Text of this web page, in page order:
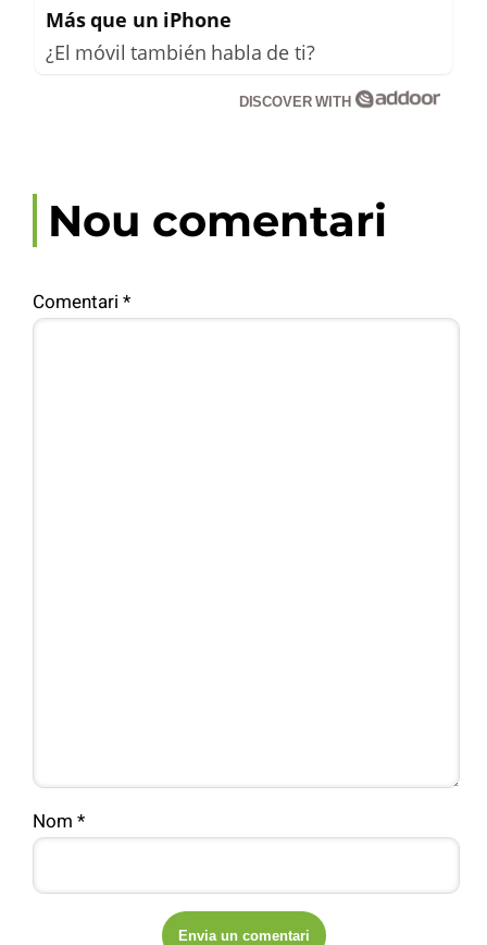
Más que un iPhone
¿El móvil también habla de ti?
DISCOVER WITH
Nou comentari
Comentari *
Nom *